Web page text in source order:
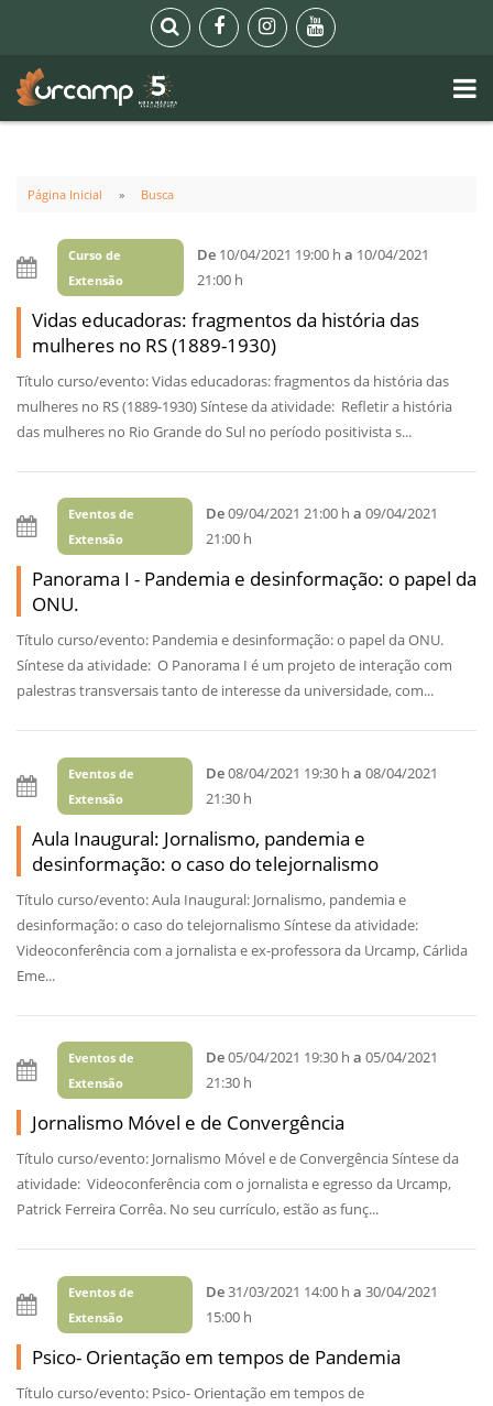
Página Inicial Busca
Curso de
Extensão
De 10/04/2021 19:00 ha 10/04/2021
21:00 h
Vidas educadoras: fragmentos da história das
mulheres no RS (1889-1930)
Título curso/evento: Vidas educadoras: fragmentos da história das
mulheres no RS (1889-1930) Síntese da atividade: Refletir a história
das mulheres no Rio Grande do Sul no período positivista s...
Eventos de
Extensão
De09/04/2021 21:00 ha 09/04/2021
21:00 h
Panorama I - Pandemia e desinformação: o papel da
ONU.
Título curso/evento: Pandemia e desinformação: o papel da ONU.
Síntese da atividade: O Panorama I é um projeto de interação com
palestras transversais tanto de interesse da universidade, com...
Eventos de
Extensão
De08/04/2021 19:30 ha 08/04/2021
21:30 h
Aula Inaugural: Jornalismo, pandemia e
desinformação: o caso do telejornalismo
Título curso/evento: Aula Inaugural: Jornalismo, pandemia e
desinformação: o caso do telejornalismo Síntese da atividade:
Videoconferência com a jornalista e ex-professora da Urcamp, Cárlida
Eme...
Eventos de
Extensão
De05/04/2021 19:30 ha 05/04/2021
21:30 h
Jornalismo Móvel e de Convergência
Título curso/evento: Jornalismo Móvel e de Convergência Síntese da
atividade: Videoconferência com o jornalista e egresso da Urcamp,
Patrick Ferreira Corrêa. No seu currículo, estão as funç...
Eventos de
Extensão
De31/03/2021 14:00 ha 30/04/2021
15:00 h
Psico- Orientação em tempos de Pandemia
Título curso/evento: Psico- Orientação em tempos de